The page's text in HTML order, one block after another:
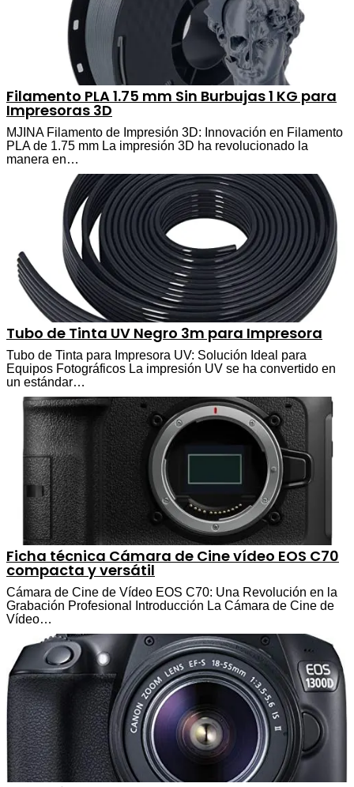
Filamento PLA 1.75 mm Sin Burbujas 1 KG para
Impresoras 3D
MJINA Filamento de Impresión 3D: Innovación en Filamento
PLA de 1.75 mm La impresión 3D ha revolucionado la
manera en…
Tubo de Tinta UV Negro 3m para Impresora
Tubo de Tinta para Impresora UV: Solución Ideal para
Equipos Fotográficos La impresión UV se ha convertido en
un estándar…
Ficha técnica Cámara de Cine vídeo EOS C70
compacta y versátil
Cámara de Cine de Vídeo EOS C70: Una Revolución en la
Grabación Profesional Introducción La Cámara de Cine de
Vídeo…